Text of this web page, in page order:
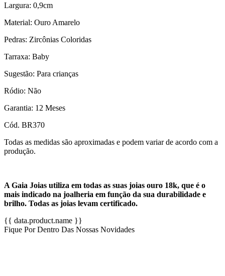
Largura: 0,9cm
Material: Ouro Amarelo
Pedras: Zircônias Coloridas
Tarraxa: Baby
Sugestão: Para crianças
Ródio: Não
Garantia: 12 Meses
Cód. BR370
Todas as medidas são aproximadas e podem variar de acordo com a
produção.
A Gaia Joias utiliza em todas as suas joias ouro 18k, que é o
mais indicado na joalheria em função da sua durabilidade e
brilho. Todas as joias levam certificado.
{{ data.product.name }}
Fique Por Dentro Das Nossas Novidades